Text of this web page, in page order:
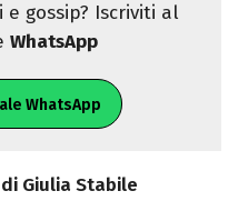
e gossip? Iscriviti al
WhatsApp
WhatsApp
Giulia Stabile